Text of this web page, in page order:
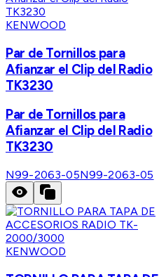
KENWOOD
Par de Tornillos para
Afianzar el Clip del Radio
TK3230
Par de Tornillos para
Afianzar el Clip del Radio
TK3230
N99-2063-05N99-2063-05
KENWOOD